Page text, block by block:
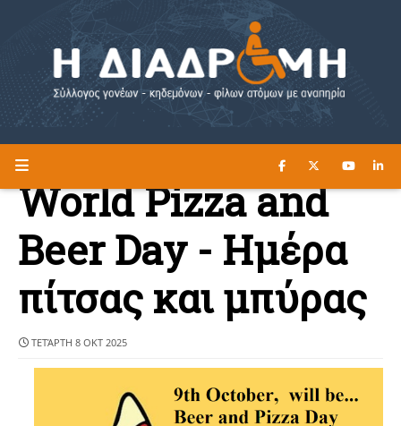
Η ΔΙΑΔΡΟΜΗ ΔΙΑΒΑΣΤΕ ΕΔΩ ►
World Pizza and
Beer Day - Ημέρα
πίτσας και μπύρας
ΤΕΤΆΡΤΗ 8 ΟΚΤ 2025